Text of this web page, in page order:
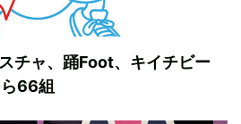
チャ、踊Foot、キイチビー
66組